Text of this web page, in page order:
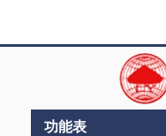
功能表